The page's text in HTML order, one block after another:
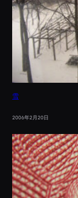
雪
2006年2月20日